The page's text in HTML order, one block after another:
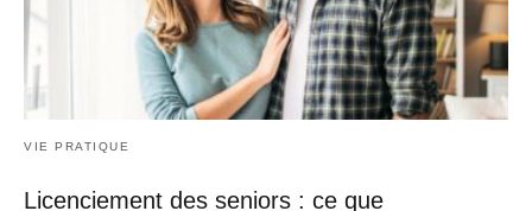
VIE PRATIQUE
Licenciement des seniors : ce que